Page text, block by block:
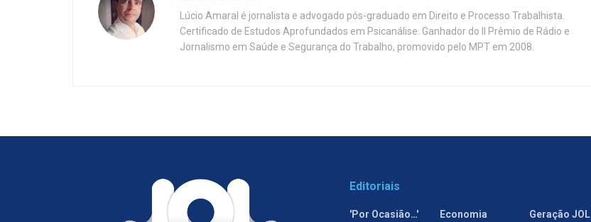
Lúcio Amaral é jornalista e advogado pós-graduado em Direito e Processo Trabalhista.
Certificado de Estudos Aprofundados em Psicanálise. Ganhador do II Prêmio de Rádio e
Jornalismo em Saúde e Segurança do Trabalho, promovido pelo MPT em 2008.
Editoriais
'Por Ocasião…' Economia Geração JOL